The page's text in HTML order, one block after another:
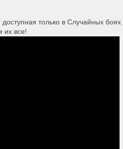
только в Случайных
их все!